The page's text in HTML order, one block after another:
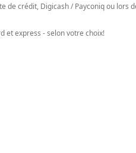
de crédit, Digicash / Payconiq ou lors
et express - selon votre choix!